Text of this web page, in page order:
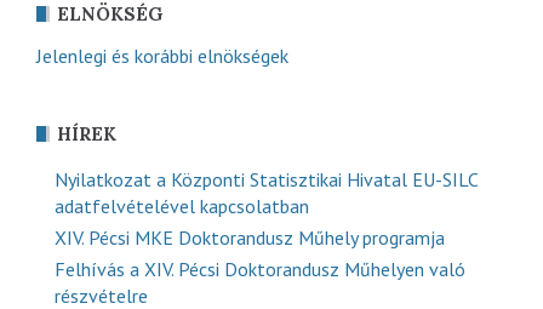
ELNÖKSÉG
Jelenlegi és korábbi elnökségek
HÍREK
Nyilatkozat a Központi Statisztikai Hivatal EU-SILC
adatfelvételével kapcsolatban
XIV. Pécsi MKE Doktorandusz Műhely programja
Felhívás a XIV. Pécsi Doktorandusz Műhelyen való
részvételre